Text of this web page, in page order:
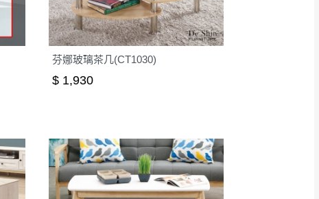
芬娜玻璃茶几(CT1030)
$ 1,930